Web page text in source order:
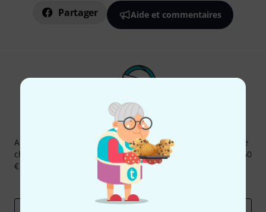
Partager Aide et commentaires
Newsletters Thomann
Abonnez-vous à la newsletter Thomann et, avec un peu de
chance, gagnez l'un des 50 bons d'achat d'une valeur de 50
€ chacun!
Articles inspirants
Deals